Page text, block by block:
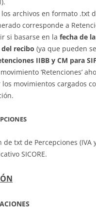
archivos en formato .txt
corresponde a
si basarse en la fecha de
recibo (ya que pueden
IIBB y CM para
‘Retenciones’
los movimientos cargados
de txt de Percepciones (IVA
SICORE.